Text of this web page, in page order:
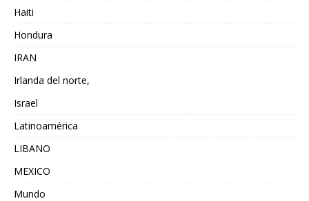
Haiti
Hondura
IRAN
Irlanda del norte,
Israel
Latinoamérica
LIBANO
MEXICO
Mundo